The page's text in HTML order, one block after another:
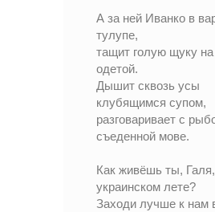
А за ней Иванко в
тулупе,
тащит голую щуку на
одетой.
Дышит сквозь усы
клубящимся супом,
разговаривает с
съеденной мове.
Как живёшь ты,
украинском лете?
Заходи лучше к нам